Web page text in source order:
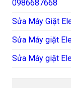
0986687668
Sửa Máy Giặt
Sửa Máy giặt
Sửa Máy giặt